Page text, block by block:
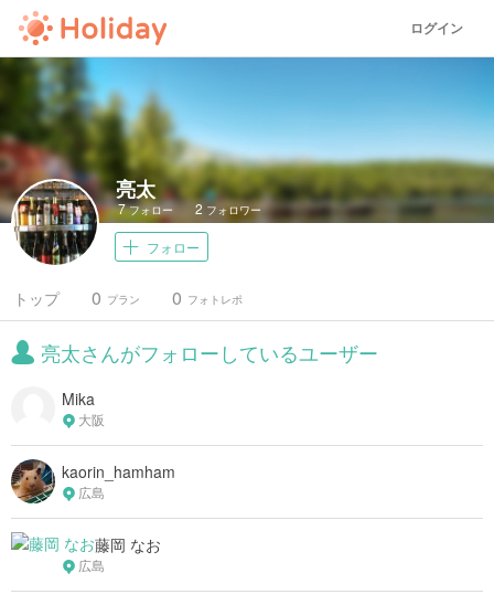
ログイン
亮太
7フォロー 2 フォロワー
フォロー
トップ プラン
0 フォトレポ
0
亮太さんがフォローしているユーザー
Mika
大阪
kaorin_hamham
広島
藤岡 なお
広島